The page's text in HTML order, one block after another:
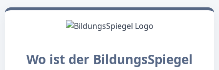
Wo ist der BildungsSpiegel